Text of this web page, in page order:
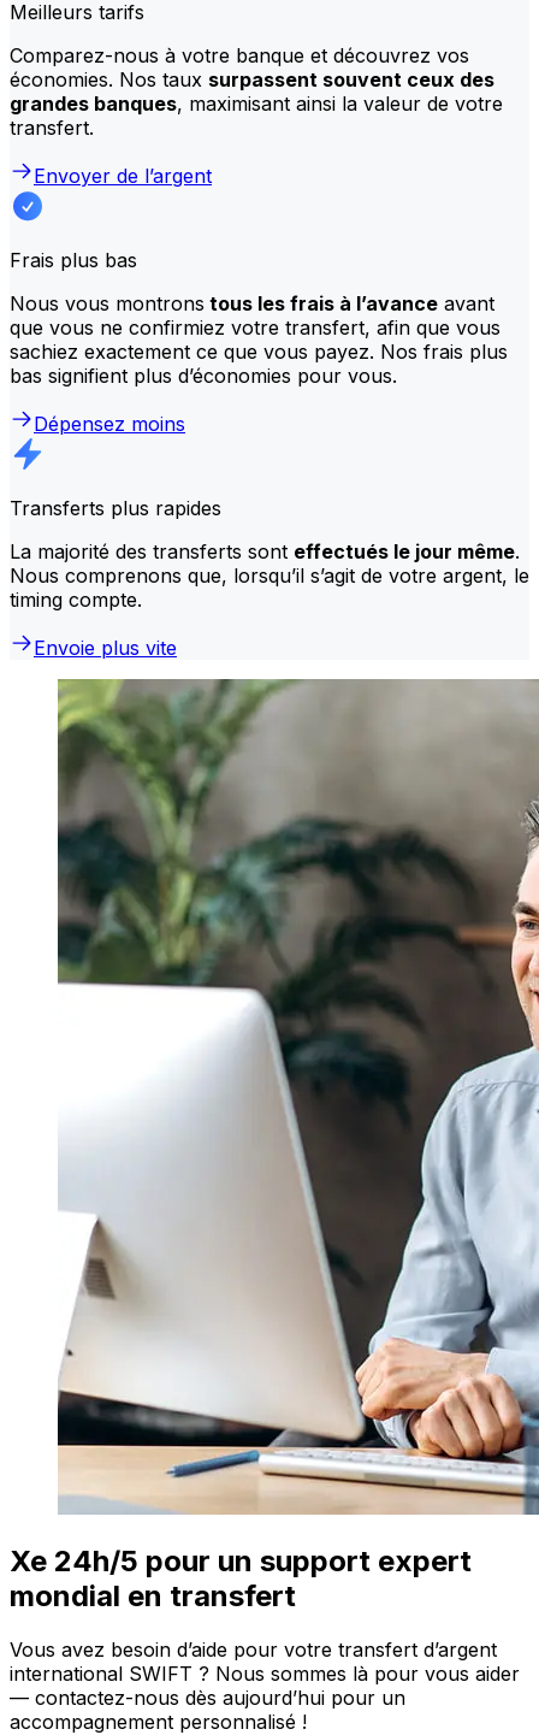
Meilleurs tarifs
Comparez-nous à votre banque et découvrez vos
économies. Nos taux surpassent souvent ceux des
grandes banques, maximisant ainsi la valeur de votre
transfert.
Envoyer de l’argent
Frais plus bas
Nous vous montrons tous les frais à l’avance avant
que vous ne confirmiez votre transfert, afin que vous
sachiez exactement ce que vous payez. Nos frais plus
bas signifient plus d’économies pour vous.
Dépensez moins
Transferts plus rapides
La majorité des transferts sont effectués le jour même.
Nous comprenons que, lorsqu’il s’agit de votre argent, le
timing compte.
Envoie plus vite
Xe 24h/5 pour un support expert
mondial en transfert
Vous avez besoin d’aide pour votre transfert d’argent
international SWIFT ? Nous sommes là pour vous aider
— contactez-nous dès aujourd’hui pour un
accompagnement personnalisé !